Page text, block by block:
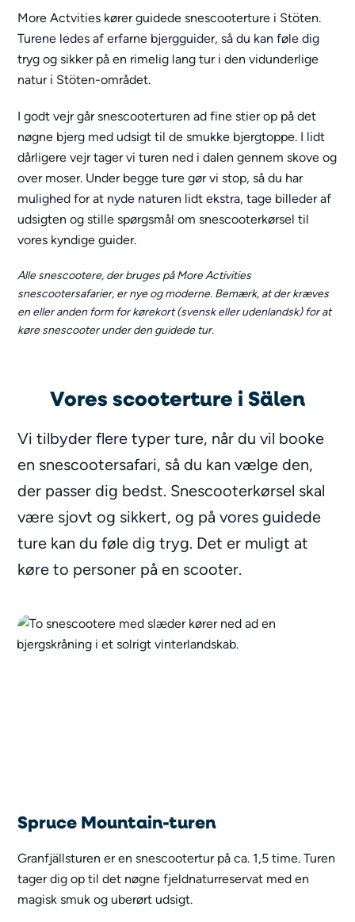
More Actvities kører guidede snescooterture i Stöten.
Turene ledes af erfarne bjergguider, så du kan føle dig
tryg og sikker på en rimelig lang tur i den vidunderlige
natur i Stöten-området.
I godt vejr går snescooterturen ad fine stier op på det
nøgne bjerg med udsigt til de smukke bjergtoppe. I lidt
dårligere vejr tager vi turen ned i dalen gennem skove og
over moser. Under begge ture gør vi stop, så du har
mulighed for at nyde naturen lidt ekstra, tage billeder af
udsigten og stille spørgsmål om snescooterkørsel til
vores kyndige guider.
Alle snescootere, der bruges på More Activities
snescootersafarier, er nye og moderne. Bemærk, at der kræves
en eller anden form for kørekort (svensk eller udenlandsk) for at
køre snescooter under den guidede tur.
Vores scooterture i Sälen
Vi tilbyder flere typer ture, når du vil booke
en snescootersafari, så du kan vælge den,
der passer dig bedst. Snescooterkørsel skal
være sjovt og sikkert, og på vores guidede
ture kan du føle dig tryg. Det er muligt at
køre to personer på en scooter.
Spruce Mountain-turen
Granfjällsturen er en snescootertur på ca. 1,5 time. Turen
tager dig op til det nøgne fjeldnaturreservat med en
magisk smuk og uberørt udsigt.